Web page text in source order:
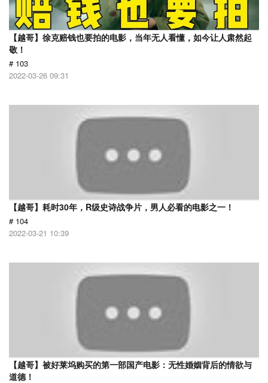
【越哥】徐克赔钱也要拍的电影，当年无人看懂，如今让人肃然起
敬！
# 103
2022-03-26 09:31
【越哥】耗时30年，R级史诗战争片，男人必看的电影之一！
# 104
2022-03-21 10:39
【越哥】被好莱坞购买的第一部国产电影：无性婚姻背后的情欲与
道德！